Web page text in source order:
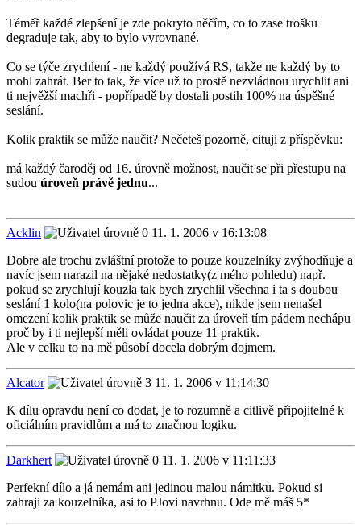
Téměř každé zlepšení je zde pokryto něčím, co to zase trošku
degraduje tak, aby to bylo vyrovnané.
Co se týče zrychlení - ne každý používá RS, takže ne každý by to
mohl zahrát. Ber to tak, že více už to prostě nezvládnou urychlit ani
ti nejvěžší machři - popřípadě by dostali postih 100% na úspěšné
seslání.
Kolik praktik se může naučit? Nečeteš pozorně, cituji z příspěvku:
má každý čaroděj od 16. úrovně možnost, naučit se při přestupu na
sudou úroveň právě jednu...
Acklin
11. 1. 2006 v 16:13:08
Dobre ale trochu zvláštní protože to pouze kouzelníky zvýhodňuje a
navíc jsem narazil na nějaké nedostatky(z mého pohledu) např.
pokud se zrychlují kouzla tak bych zrychlil všechna i ta s doubou
seslání 1 kolo(na polovic je to jedna akce), nikde jsem nenašel
omezení kolik praktik se může naučit za úroveň tím pádem nechápu
proč by i ti nejlepší měli ovládat pouze 11 praktik.
Ale v celku to na mě působí docela dobrým dojmem.
Alcator
11. 1. 2006 v 11:14:30
K dílu opravdu není co dodat, je to rozumně a citlivě připojitelné k
oficiálním pravidlům a má to značnou logiku.
Darkhert
11. 1. 2006 v 11:11:33
Perfekní dílo a já nemám ani jedinou malou námitku. Pokud si
zahraji za kouzelníka, asi to PJovi navrhnu. Ode mě máš 5*